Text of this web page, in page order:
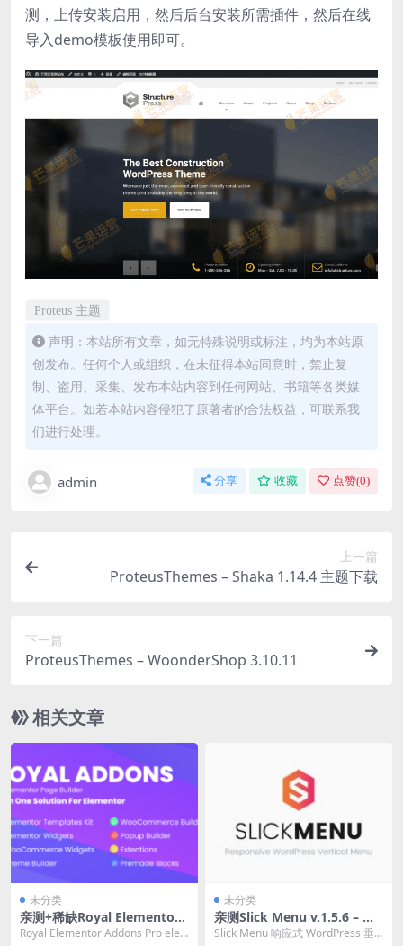
测，上传安装启用，然后后台安装所需插件，然后在线
导入demo模板使用即可。
Proteus 主题
声明：本站所有文章，如无特殊说明或标注，均为本站原
创发布。任何个人或组织，在未征得本站同意时，禁止复
制、盗用、采集、发布本站内容到任何网站、书籍等各类媒
体平台。如若本站内容侵犯了原著者的合法权益，可联系我
们进行处理。
admin 分享 收藏 点赞(0)
上一篇
ProteusThemes – Shaka 1.14.4 主题下载
下一篇
ProteusThemes – WoonderShop 3.10.11
相关文章
未分类
亲测+稀缺Royal Elementor
Addons Pro v16.0.0 elemen
Royal Elementor Addons Pro ele
未分类
亲测Slick Menu v.1.5.6 – 响
应式 WordPress 垂直菜单下
Slick Menu 响应式 WordPress 垂